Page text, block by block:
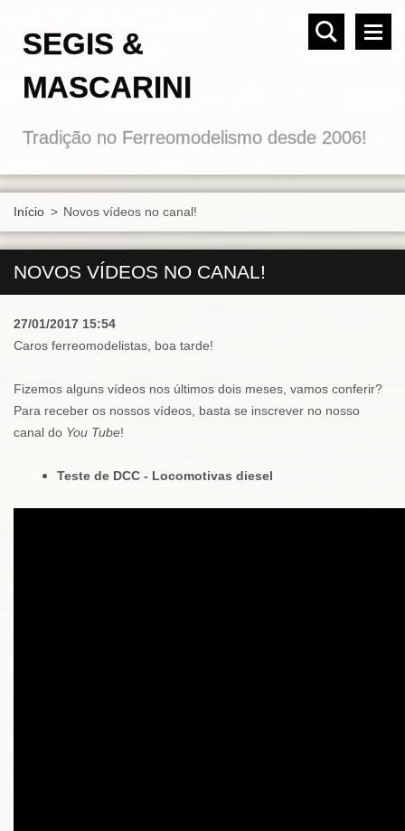
SEGIS &
MASCARINI
Tradição no Ferreomodelismo desde 2006!
Início > Novos vídeos no canal!
NOVOS VÍDEOS NO CANAL!
27/01/2017 15:54
Caros ferreomodelistas, boa tarde!
Fizemos alguns vídeos nos últimos dois meses, vamos conferir?
Para receber os nossos vídeos, basta se inscrever no nosso
canal do You Tube!
Teste de DCC - Locomotivas diesel